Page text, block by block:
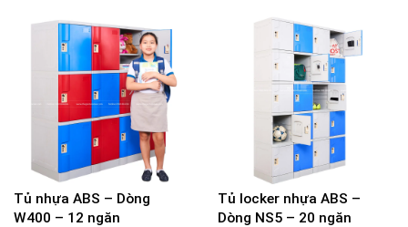
Tủ nhựa ABS – Dòng
W400 – 12 ngăn
Tủ locker nhựa ABS –
Dòng NS5 – 20 ngăn